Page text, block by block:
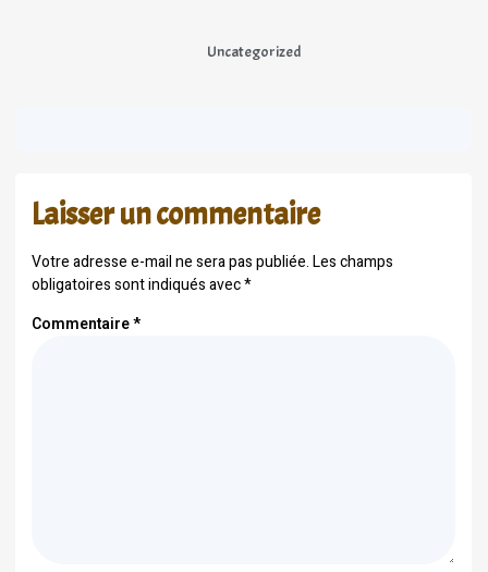
Uncategorized
Laisser un commentaire
Votre adresse e-mail ne sera pas publiée.Les champs
obligatoires sont indiqués avec*
Commentaire*